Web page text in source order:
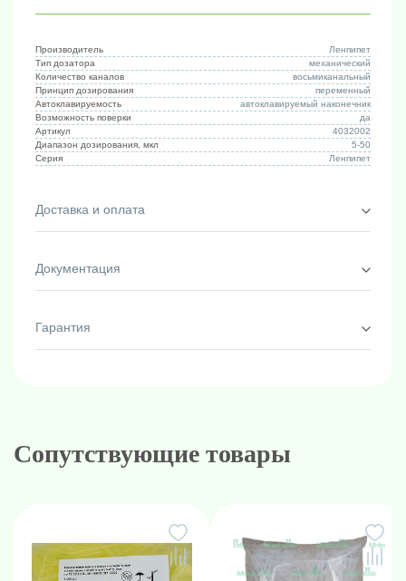
гарантия 12 месяцев
Производитель
Ленпипет
Тип дозатора
механический
Количество каналов
восьмиканальный
Принцип дозирования
переменный
Автоклавируемость
автоклавируемый наконечник
Возможность поверки
да
Артикул
4032002
Диапазон дозирования, мкл
5-50
Серия
Ленпипет
Доставка и оплата
Документация
Гарантия
Сопутствующие товары